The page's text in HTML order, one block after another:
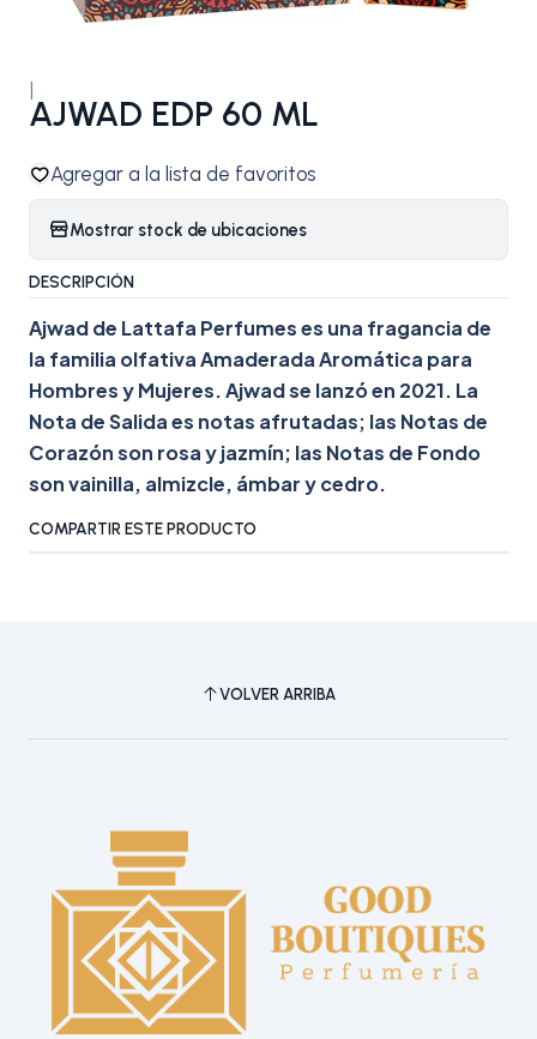
AJWAD EDP 60 ML
Agregar a la lista de favoritos
Mostrar stock de ubicaciones
DESCRIPCIÓN
Ajwad de Lattafa Perfumes es una fragancia de
la familia olfativa Amaderada Aromática para
Hombres y Mujeres. Ajwad se lanzó en 2021. La
Nota de Salida es notas afrutadas; las Notas de
Corazón son rosa y jazmín; las Notas de Fondo
son vainilla, almizcle, ámbar y cedro.
COMPARTIR ESTE PRODUCTO
VOLVER ARRIBA